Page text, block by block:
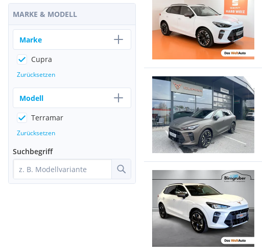
MARKE & MODELL
Marke
Cupra
Zurücksetzen
Modell
Terramar
Zurücksetzen
Suchbegriff